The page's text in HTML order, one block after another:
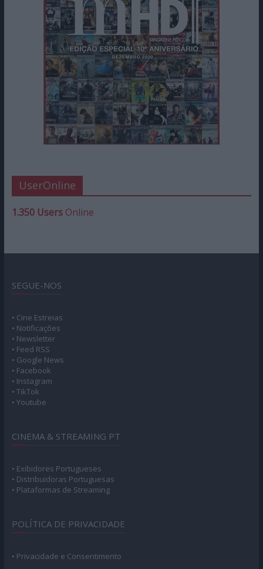
UserOnline
1.350 UsersOnline
SEGUE-NOS
• Cine Estreias
• Notificações
• Newsletter
• Feed RSS
• Google News
• Facebook
• Instagram
• TikTok
• Youtube
CINEMA & STREAMING PT
• Exibidores Portugueses
• Distribuidoras Portuguesas
• Plataformas de Streaming
POLÍTICA DE PRIVACIDADE
• Privacidade e Consentimento